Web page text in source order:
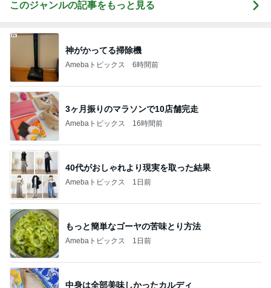
このジャンルの記事をもっと見る
神がかってる掃除機
Amebaトピックス 6時間前
3ヶ月振りのマラソンで10店舗完走
Amebaトピックス 16時間前
40代がおしゃれより現実を取った結果
Amebaトピックス 1日前
もっと簡単なゴーヤの苦味とり方法
Amebaトピックス 1日前
中身は全部美味しかったカルディ